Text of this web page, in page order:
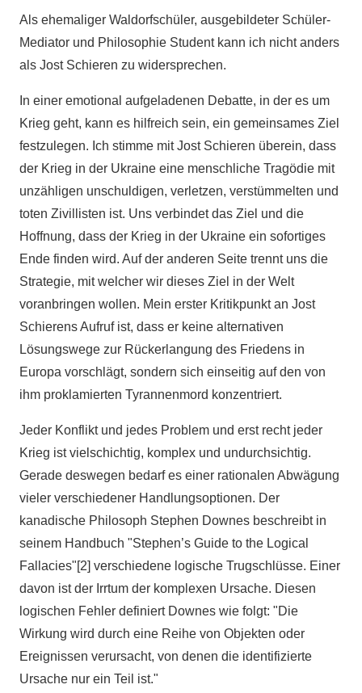
Als ehemaliger Waldorfschüler, ausgebildeter Schüler-
Mediator und Philosophie Student kann ich nicht anders
als Jost Schieren zu widersprechen.
In einer emotional aufgeladenen Debatte, in der es um
Krieg geht, kann es hilfreich sein, ein gemeinsames Ziel
festzulegen. Ich stimme mit Jost Schieren überein, dass
der Krieg in der Ukraine eine menschliche Tragödie mit
unzähligen unschuldigen, verletzen, verstümmelten und
toten Zivillisten ist. Uns verbindet das Ziel und die
Hoffnung, dass der Krieg in der Ukraine ein sofortiges
Ende finden wird. Auf der anderen Seite trennt uns die
Strategie, mit welcher wir dieses Ziel in der Welt
voranbringen wollen. Mein erster Kritikpunkt an Jost
Schierens Aufruf ist, dass er keine alternativen
Lösungswege zur Rückerlangung des Friedens in
Europa vorschlägt, sondern sich einseitig auf den von
ihm proklamierten Tyrannenmord konzentriert.
Jeder Konflikt und jedes Problem und erst recht jeder
Krieg ist vielschichtig, komplex und undurchsichtig.
Gerade deswegen bedarf es einer rationalen Abwägung
vieler verschiedener Handlungsoptionen. Der
kanadische Philosoph Stephen Downes beschreibt in
seinem Handbuch "Stephen’s Guide to the Logical
Fallacies"[2] verschiedene logische Trugschlüsse. Einer
davon ist der Irrtum der komplexen Ursache. Diesen
logischen Fehler definiert Downes wie folgt: "Die
Wirkung wird durch eine Reihe von Objekten oder
Ereignissen verursacht, von denen die identifizierte
Ursache nur ein Teil ist."